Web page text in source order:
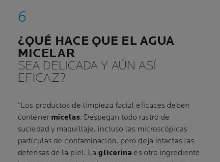
¿QUÉ HACE QUE EL AGUA
MICELAR
SEA DELICADA Y AÚN ASÍ
EFICAZ?
“Los productos de limpieza facial eficaces deben
contener micelas: Despegan todo rastro de
suciedad y maquillaje, incluso las microscópicas
partículas de contaminación, pero deja intactas las
defensas de la piel. Laglicerina es otro ingrediente